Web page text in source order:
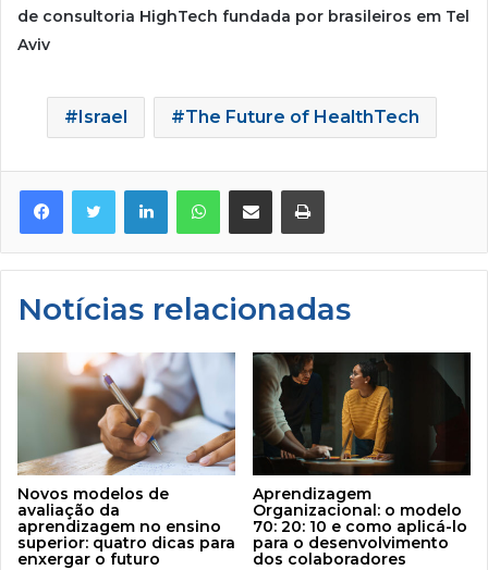
de consultoria HighTech fundada por brasileiros em Tel
Aviv
Israel The Future of HealthTech
Linkedin WhatsApp
Notícias relacionadas
Novos modelos de
avaliação da
aprendizagem no ensino
superior: quatro dicas para
enxergar o futuro
Aprendizagem
Organizacional: o modelo
70: 20: 10 e como aplicá-lo
para o desenvolvimento
dos colaboradores